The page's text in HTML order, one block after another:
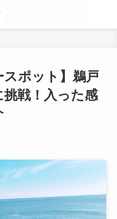
スポット】鵜戸
戦！入った感